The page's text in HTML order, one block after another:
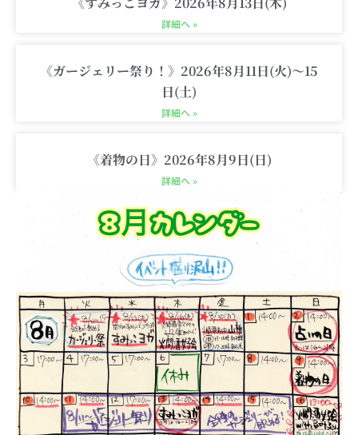
詳細へ »
《ガージェリー祭り！》2026年8月11日(火)〜15
日(土)
詳細へ »
《着物の日》2026年8月9日(日)
詳細へ »